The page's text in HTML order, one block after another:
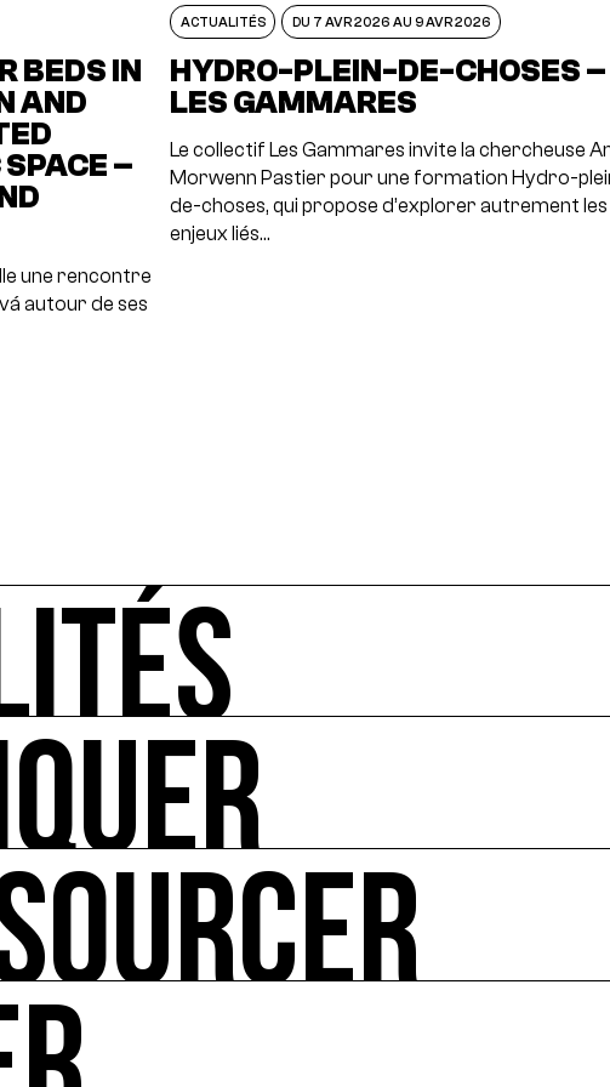
BEDS IN
AND
–
une rencontre
autour de ses
ACTUALITÉS DU 7 AVR 2026 AU 9 AVR 2026
HYDRO-PLEIN-DE-CHOSES –
LES GAMMARES
Le collectif Les Gammares invite la chercheuse
Morwenn Pastier pour une formation Hydro-
de-choses, qui propose d’explorer autrement les
enjeux liés…
des rendez-vous de l'art et de l'écologie : manifestations,
pour réduire ses impacts.
sur les enjeux croisés culture et écologie.